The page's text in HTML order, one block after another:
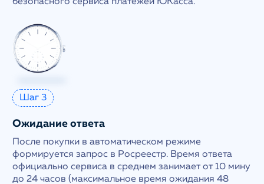
Шаг 3
Ожидание ответа
После покупки в автоматическом режиме
формируется запрос в Росреестр. Время ответа
официально сервиса в среднем занимает от 10 мину
до 24 часов (максимальное время ожидания 48